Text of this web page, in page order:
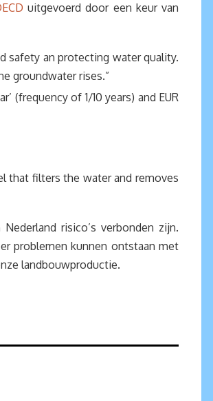
uitgevoerd door een keur van
safety an protecting water quality.
groundwater rises.”
(frequency of 1/10 years) and EUR
that filters the water and removes
risico’s verbonden zijn.
problemen kunnen ontstaan met
landbouwproductie.